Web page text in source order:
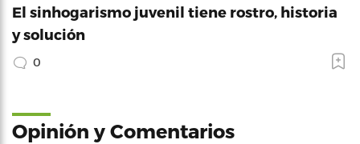
El sinhogarismo juvenil tiene rostro, historia
y solución
0
Opinión y Comentarios